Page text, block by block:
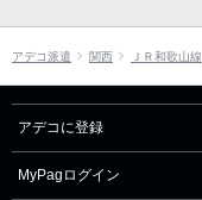
アデコ派遣 関西 ＪＲ和歌山線
アデコに登録
MyPagログイン